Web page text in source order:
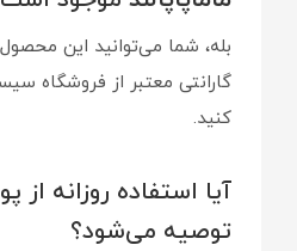
بله، شما می‌توانید این محصول
گارانتی معتبر از فروشگاه
کنید.
آیا استفاده روزانه از
توصیه می‌شود؟